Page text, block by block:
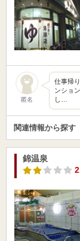
匿名
仕事帰
ンショ
し…
関連情報から探す
錦温泉